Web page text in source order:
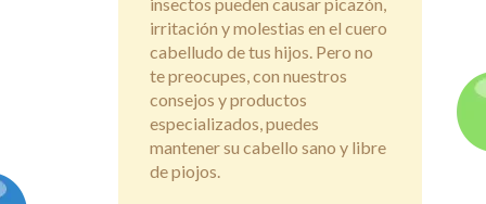
insectos pueden causar picazón,
irritación y molestias en el cuero
cabelludo de tus hijos. Pero no
te preocupes, con nuestros
consejos y productos
especializados, puedes
mantener su cabello sano y libre
de piojos.